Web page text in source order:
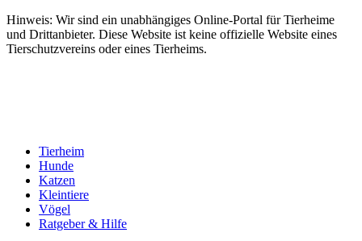
Hinweis: Wir sind ein unabhängiges Online-Portal für Tierheime
und Drittanbieter. Diese Website ist keine offizielle Website eines
Tierschutzvereins oder eines Tierheims.
Tierheim
Hunde
Katzen
Kleintiere
Vögel
Ratgeber & Hilfe